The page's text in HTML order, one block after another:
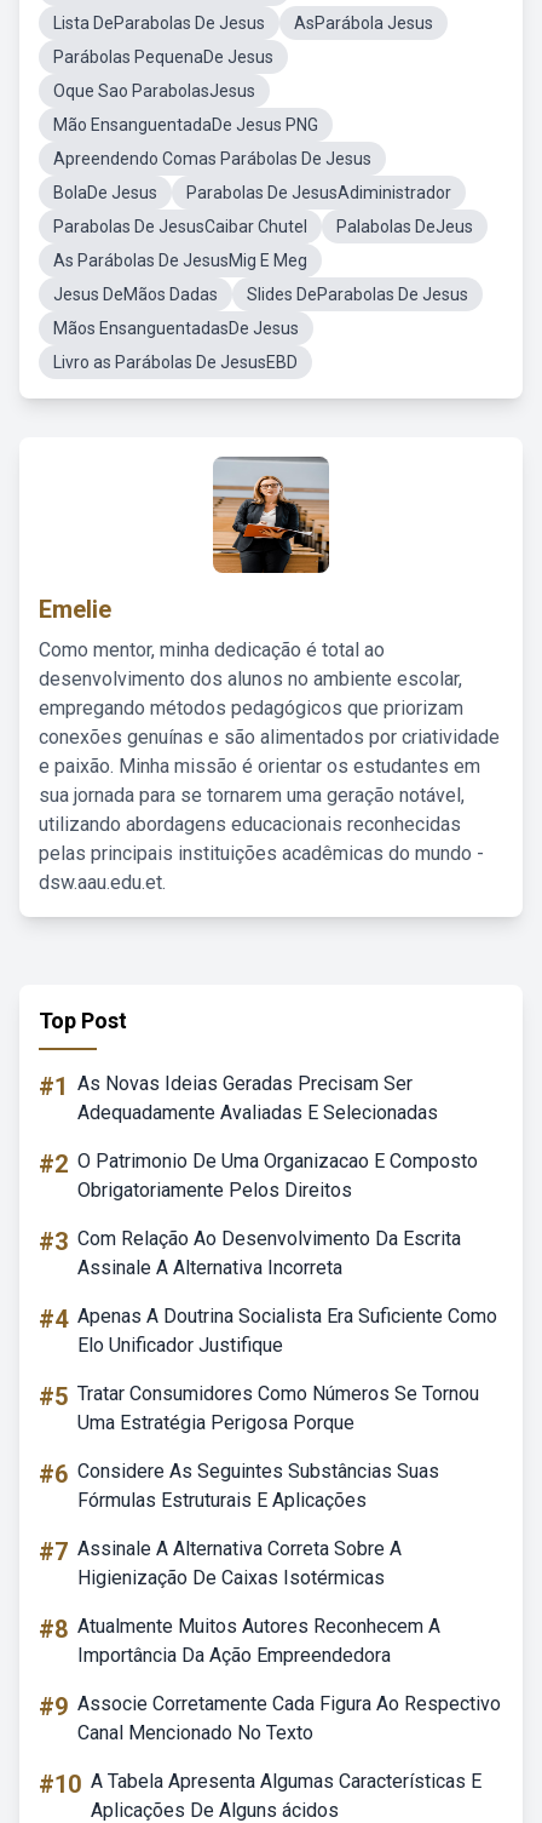
Lista DeParabolas De Jesus
AsParábola Jesus
Parábolas PequenaDe Jesus
Oque Sao ParabolasJesus
Mão EnsanguentadaDe Jesus PNG
Apreendendo Comas Parábolas De Jesus
BolaDe Jesus
Parabolas De JesusAdiministrador
Parabolas De JesusCaibar Chutel
Palabolas DeJeus
As Parábolas De JesusMig E Meg
Jesus DeMãos Dadas
Slides DeParabolas De Jesus
Mãos EnsanguentadasDe Jesus
Livro as Parábolas De JesusEBD
Emelie
Como mentor, minha dedicação é total ao
desenvolvimento dos alunos no ambiente escolar,
empregando métodos pedagógicos que priorizam
conexões genuínas e são alimentados por criatividade
e paixão. Minha missão é orientar os estudantes em
sua jornada para se tornarem uma geração notável,
utilizando abordagens educacionais reconhecidas
pelas principais instituições acadêmicas do mundo -
dsw.aau.edu.et.
Top Post
#1 As Novas Ideias Geradas Precisam Ser
Adequadamente Avaliadas E Selecionadas
#2 O Patrimonio De Uma Organizacao E Composto
Obrigatoriamente Pelos Direitos
#3 Com Relação Ao Desenvolvimento Da Escrita
Assinale A Alternativa Incorreta
#4 Apenas A Doutrina Socialista Era Suficiente Como
Elo Unificador Justifique
#5 Tratar Consumidores Como Números Se Tornou
Uma Estratégia Perigosa Porque
#6 Considere As Seguintes Substâncias Suas
Fórmulas Estruturais E Aplicações
#7 Assinale A Alternativa Correta Sobre A
Higienização De Caixas Isotérmicas
#8 Atualmente Muitos Autores Reconhecem A
Importância Da Ação Empreendedora
#9 Associe Corretamente Cada Figura Ao Respectivo
Canal Mencionado No Texto
#10 A Tabela Apresenta Algumas Características E
Aplicações De Alguns ácidos